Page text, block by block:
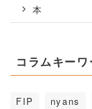
本
コラムキーワ
FIP nyans